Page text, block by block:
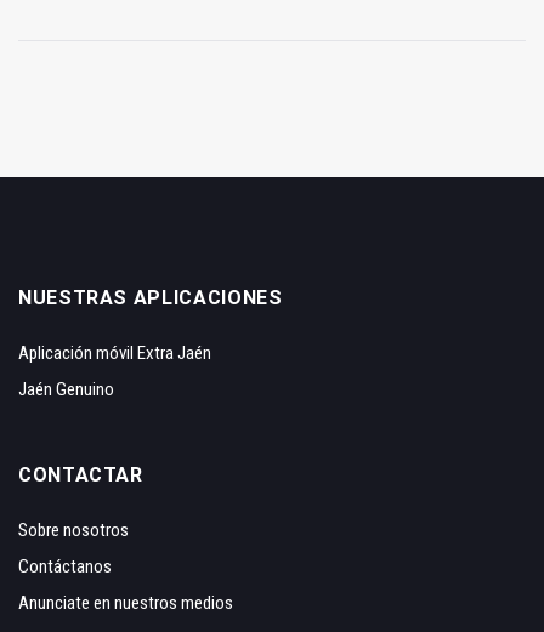
NUESTRAS APLICACIONES
Aplicación móvil Extra Jaén
Jaén Genuino
CONTACTAR
Sobre nosotros
Contáctanos
Anunciate en nuestros medios